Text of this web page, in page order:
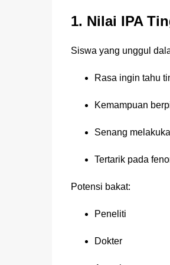
1. Nilai IPA
Siswa yang unggul
Rasa ingin tahu
Kemampuan
Senang
Tertarik pada
Potensi bakat:
Peneliti
Dokter